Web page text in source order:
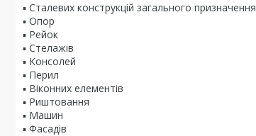
▪ Сталевих конструкцій загального призначення
▪ Опор
▪ Рейок
▪ Стелажів
▪ Консолей
▪ Перил
▪ Віконних елементів
▪ Риштовання
▪ Машин
▪ Фасадів